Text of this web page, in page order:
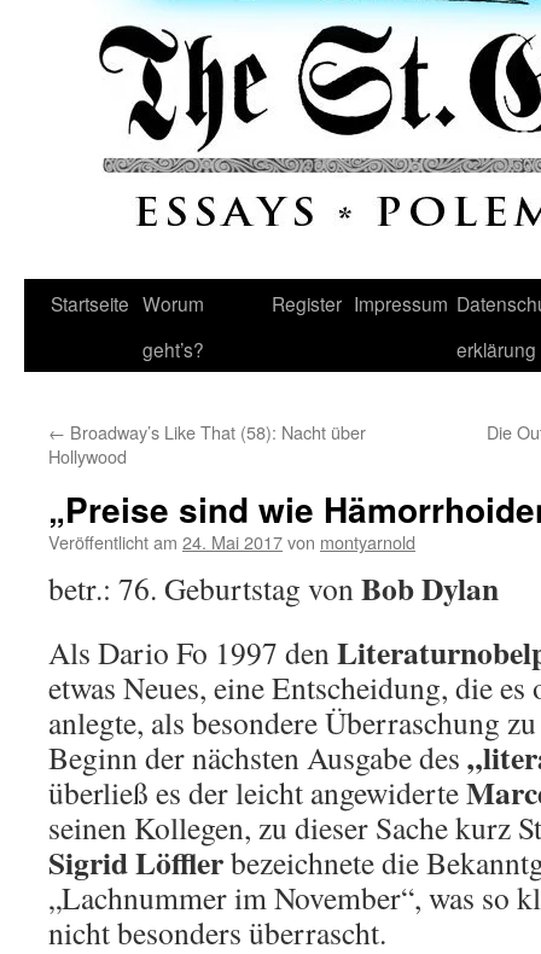
Startseite Worum
geht’s?
Register Impressum
erklärung
← Broadway’s Like That (58): Nacht über
Hollywood
Die
„Preise sind wie
Veröffentlicht am 24. Mai 2017von montyarnold
betr.: 76. Geburtstag vonBob Dylan
Als Dario Fo 1997 den
etwas Neues, eine Entscheidung, die
anlegte, als besondere Überraschung
Beginn der nächsten Ausgabe des
überließ es der leicht angewiderte
seinen Kollegen, zu dieser Sache kurz
Sigrid Löfflerbezeichnete die
„Lachnummer im November“, was so
nicht besonders überrascht.